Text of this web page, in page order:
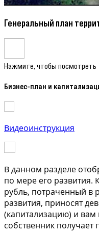
Генеральный план
Нажмите, чтобы посмотреть
Бизнес-план и
Видеоинструкция
В данном разделе
по мере его развития.
рубль, потраченный в
развития, приносят
(капитализацию) и
собственник получает